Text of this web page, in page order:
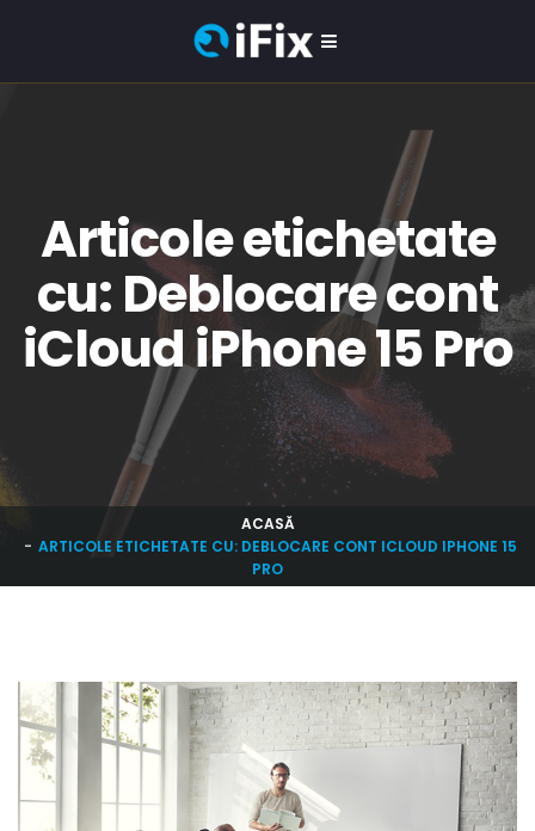
Articole etichetate
cu: Deblocare cont
iCloud iPhone 15 Pro
ACASĂ
ARTICOLE ETICHETATE CU: DEBLOCARE CONT ICLOUD IPHONE 15
PRO